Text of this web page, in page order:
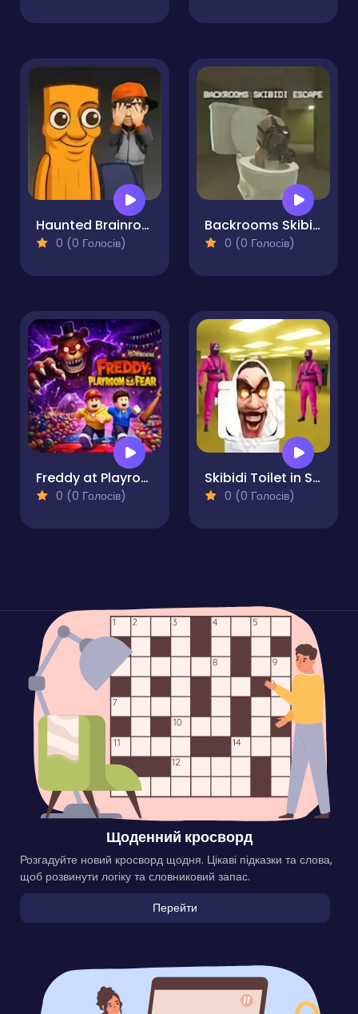
Haunted Brainrot 3D
0 (0 Голосів)
Backrooms Skibidi Escape
0 (0 Голосів)
Freddy at Playroom of Fear
0 (0 Голосів)
Skibidi Toilet in Squid Game Backrooms
0 (0 Голосів)
Щоденний кросворд
Розгадуйте новий кросворд щодня. Цікаві підказки та слова,
щоб розвинути логіку та словниковий запас.
Перейти